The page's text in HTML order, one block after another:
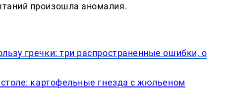
произошла аномалия.
гречки: три распространенные ошибки, о
картофельные гнезда с жюльеном